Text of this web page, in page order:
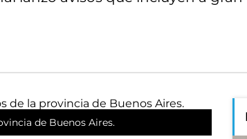
de Buenos Aires.